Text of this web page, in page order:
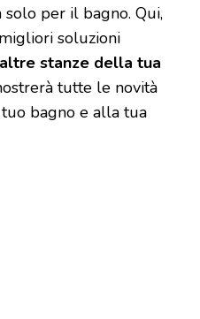
solo per il bagno. Qui,
soluzioni
stanze della tua
tutte le novità
bagno e alla tua